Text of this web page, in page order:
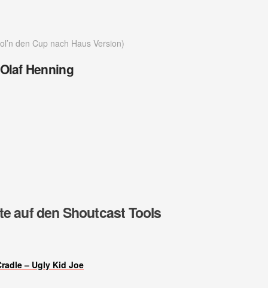
den Cup nach Haus Version)
Henning
auf den Shoutcast Tools
– Ugly Kid Joe